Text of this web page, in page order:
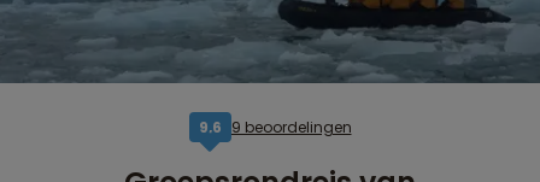
9,6 9 beoordelingen